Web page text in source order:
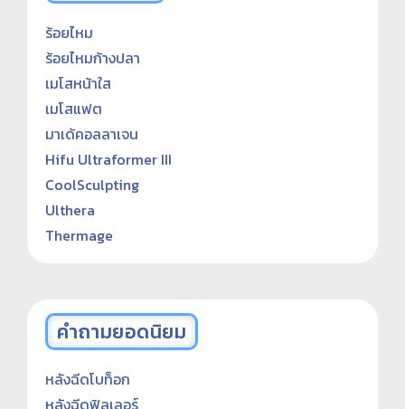
คำถามยอดนิยม
หลังฉีดโบท็อก
หลังฉีดฟิลเลอร์
ร้อยไหม
ร้อยไหมก้างปลา
เมโสหน้าใส
เมโสแฟต
มาเด้คอลลาเจน
Hifu Ultraformer III
CoolSculpting
Ulthera
Thermage